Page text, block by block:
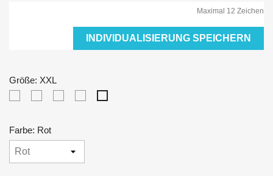
Maximal 12 Zeichen
INDIVIDUALISIERUNG SPEICHERN
Größe: XXL
Farbe: Rot